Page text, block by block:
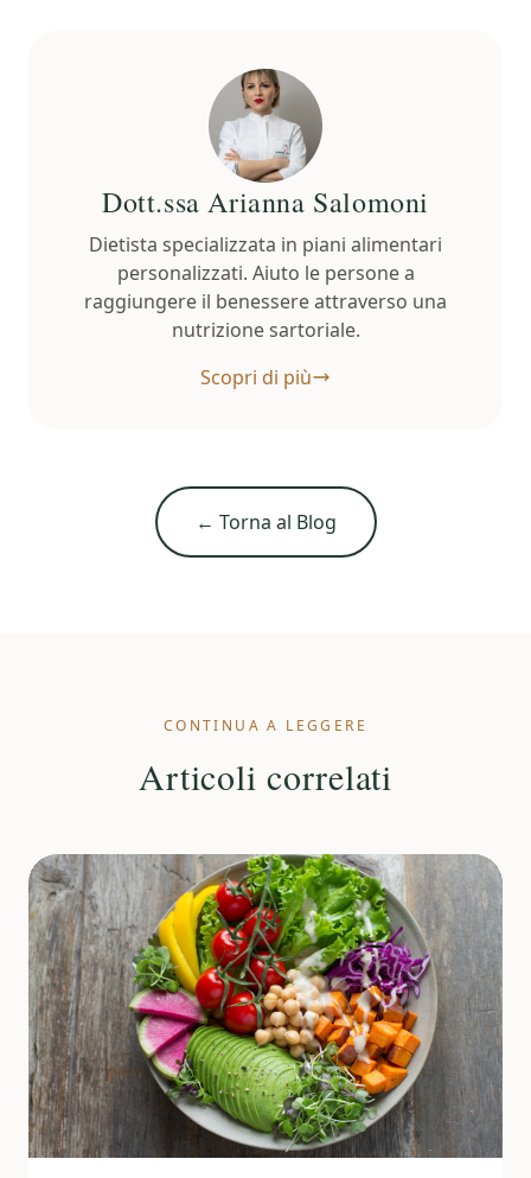
Dott.ssa Arianna Salomoni
Dietista specializzata in piani alimentari
personalizzati. Aiuto le persone a
raggiungere il benessere attraverso una
nutrizione sartoriale.
Scopri di più
← Torna al Blog
CONTINUA A LEGGERE
Articoli correlati